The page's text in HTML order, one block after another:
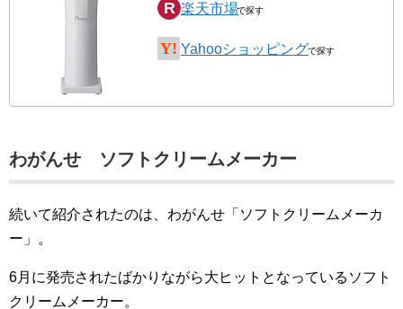
楽天市場
Yahooショッピング
わがんせ ソフトクリームメーカー
続いて紹介されたのは、わがんせ「ソフトクリームメーカ
ー」。
6月に発売されたばかりながら大ヒットとなっているソフト
クリームメーカー。